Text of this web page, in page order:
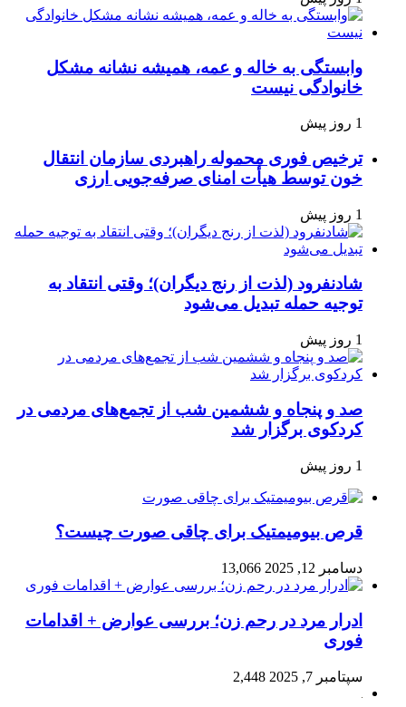
وابستگی به خاله و عمه، همیشه نشانه مشکل
خانوادگی نیست
1 روز پیش
ترخیص فوری محموله راهبردی سازمان انتقال
خون توسط هیأت امنای صرفه‌جویی ارزی
1 روز پیش
شادنفرود (لذت از رنج دیگران)؛ وقتی انتقاد به
توجیه حمله تبدیل می‌شود
1 روز پیش
صد و پنجاه‌ و ششمین شب از تجمع‌های مردمی در
کردکوی برگزار شد
1 روز پیش
قرص بیومیمتیک برای چاقی صورت چیست؟
دسامبر 12, 2025 13,066
ادرار مرد در رحم زن؛ بررسی عوارض + اقدامات
فوری
سپتامبر 7, 2025 2,448